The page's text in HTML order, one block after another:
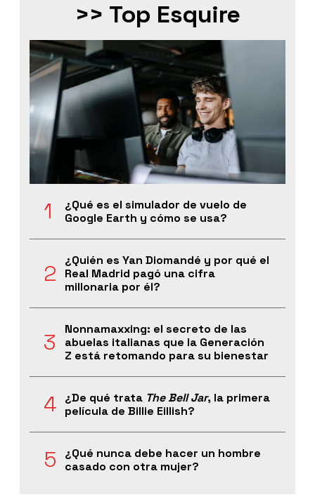
>> Top Esquire
¿Qué es el simulador de vuelo de
Google Earth y cómo se usa?
¿Quién es Yan Diomandé y por qué el
Real Madrid pagó una cifra
millonaria por él?
Nonnamaxxing: el secreto de las
abuelas italianas que la Generación
Z está retomando para su bienestar
¿De qué trata The Bell Jar, la primera
película de Billie Eillish?
¿Qué nunca debe hacer un hombre
casado con otra mujer?